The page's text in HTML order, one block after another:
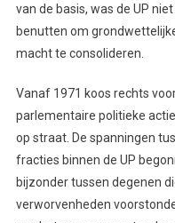
van de basis, was de UP
benutten om
macht te consolideren.
Vanaf 1971 koos rechts
parlementaire politieke
op straat. De spanningen
fracties binnen de UP
bijzonder tussen degenen
verworvenheden